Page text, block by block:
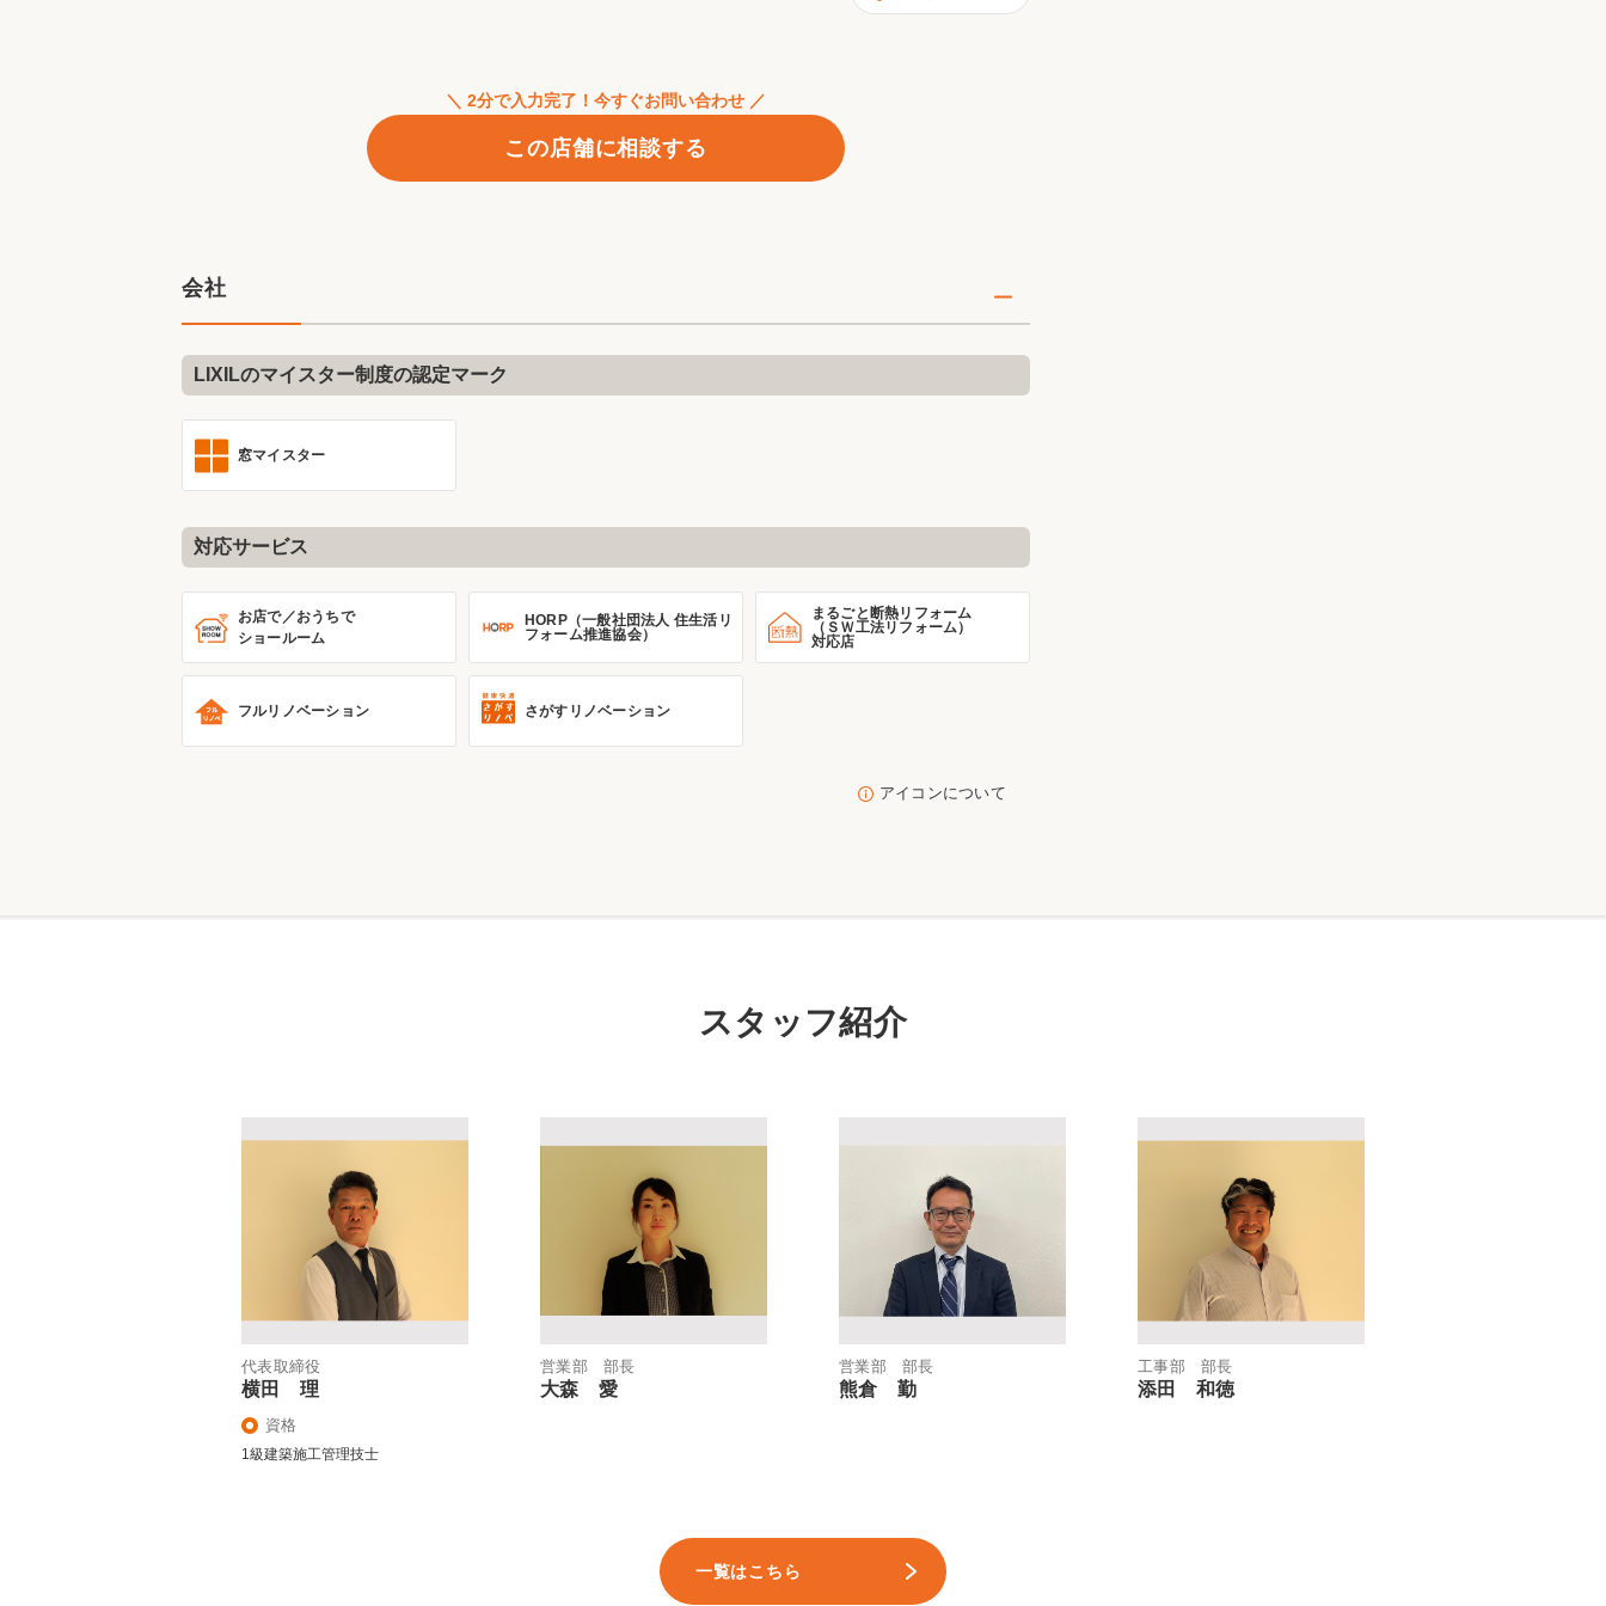
＼ 2分で入力完了！今すぐお問い合わせ ／
この店舗に相談する
会社
LIXILのマイスター制度の認定マーク
窓マイスター
対応サービス
お店で／おうちで
ショールーム
HORP（一般社団法人 住生活リ
フォーム推進協会）
まるごと断熱リフォーム
（ＳＷ工法リフォーム）
対応店
フルリノベーション さがすリノベーション
アイコンについて
スタッフ紹介
代表取締役
横田 理
資格
1級建築施工管理技士
営業部 部長
大森 愛
営業部 部長
熊倉 勤
工事部 部長
添田 和徳
一覧はこちら